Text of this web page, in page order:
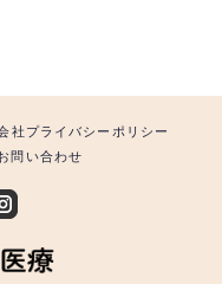
社 プライバシーポリシー
問い合わせ